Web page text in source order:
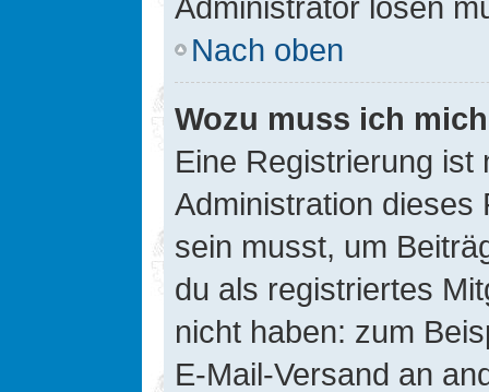
Nach oben
Wozu muss ich
Eine Registrierung ist
Administration dieses
sein musst, um
du als registriertes
nicht haben: zum
E-Mail-Versand an